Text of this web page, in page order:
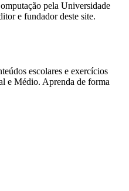
pela Universidade
e fundador deste site.
escolares e exercícios
e Médio. Aprenda de forma